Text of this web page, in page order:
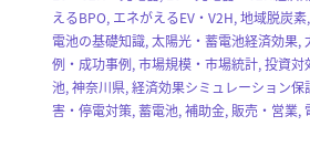
えるBPO, エネがえるEV・V2H, 地域脱炭
電池の基礎知識, 太陽光・蓄電池経済効果
例・成功事例, 市場規模・市場統計, 投資
池, 神奈川県, 経済効果シミュレーション
害・停電対策, 蓄電池, 補助金, 販売・営業,